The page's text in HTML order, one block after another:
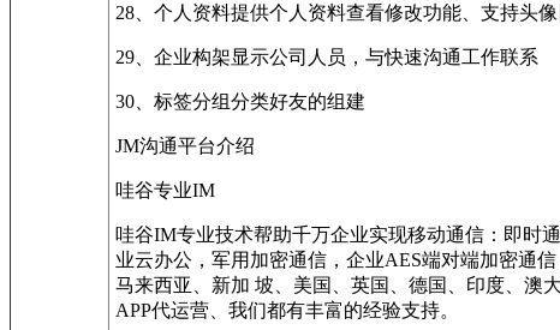
28、个人资料提供个人资料查看修改功能、支持头
29、企业构架显示公司人员，与快速沟通工作联系
30、标签分组分类好友的组建
JM沟通平台介绍
哇谷专业IM
哇谷IM专业技术帮助千万企业实现移动通信：即时
业云办公，军用加密通信，企业AES端对端加密通
马来西亚、新加 坡、美国、英国、德国、印度、澳
APP代运营、我们都有丰富的经验支持。